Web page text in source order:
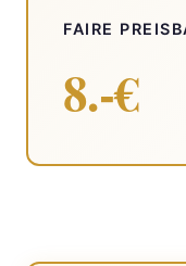
FAIRE
8.-€